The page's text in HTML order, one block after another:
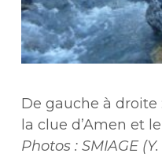
De gauche à droite
la clue d’Amen et
Photos : SMIAGE